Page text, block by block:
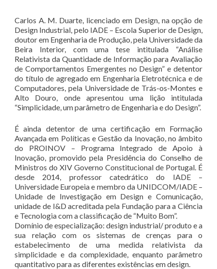
Carlos A. M. Duarte, licenciado em Design, na opção de
Design Industrial, pelo IADE – Escola Superior de Design,
doutor em Engenharia de Produção, pela Universidade da
Beira Interior, com uma tese intitulada “Análise
Relativista da Quantidade de Informação para Avaliação
de Comportamentos Emergentes no Design” e detentor
do título de agregado em Engenharia Eletrotécnica e de
Computadores, pela Universidade de Trás-os-Montes e
Alto Douro, onde apresentou uma lição intitulada
“Simplicidade, um parâmetro de Engenharia e do Design”.
É ainda detentor de uma certificação em Formação
Avançada em Políticas e Gestão da Inovação, no âmbito
do PROINOV – Programa Integrado de Apoio à
Inovação, promovido pela Presidência do Conselho de
Ministros do XIV Governo Constitucional de Portugal. É
desde 2014, professor catedrático do IADE –
Universidade Europeia e membro da UNIDCOM/IADE –
Unidade de Investigação em Design e Comunicação,
unidade de I&D acreditada pela Fundação para a Ciência
e Tecnologia com a classificação de “Muito Bom”.
Domínio de especialização: design industrial/ produto e a
sua relação com os sistemas de crenças para o
estabelecimento de uma medida relativista da
simplicidade e da complexidade, enquanto parâmetro
quantitativo para as diferentes existências em design.